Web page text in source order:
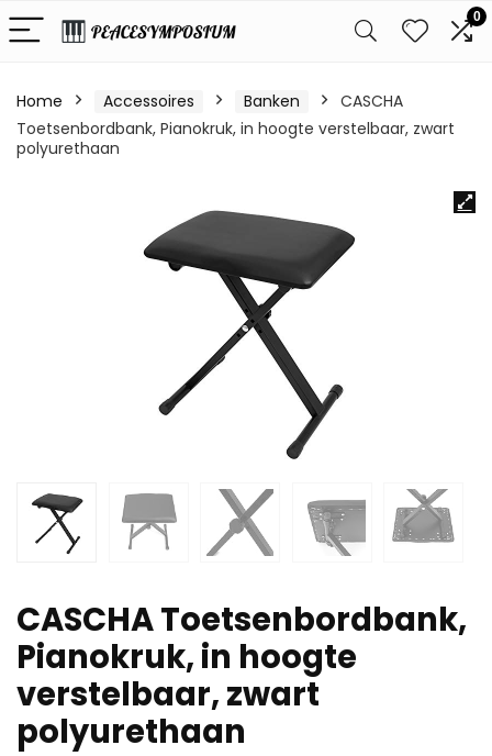
0
Home Accessoires Banken
CASCHA
Toetsenbordbank, Pianokruk, in hoogte verstelbaar, zwart
polyurethaan
CASCHA Toetsenbordbank,
Pianokruk, in hoogte
verstelbaar, zwart
polyurethaan